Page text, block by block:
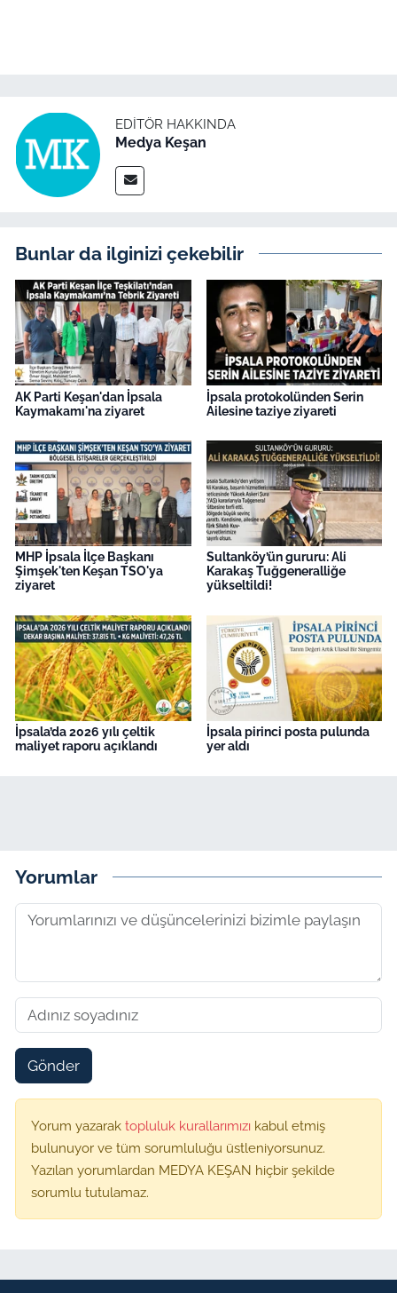
EDITÖR HAKKINDA
Medya Keşan
Bunlar da ilginizi çekebilir
AK Parti Keşan'dan İpsala
Kaymakamı'na ziyaret
İpsala protokolünden Serin
Ailesine taziye ziyareti
MHP İpsala İlçe Başkanı
Şimşek'ten Keşan TSO'ya
ziyaret
Sultanköy’ün gururu: Ali
Karakaş Tuğgeneralliğe
yükseltildi!
İpsala’da 2026 yılı çeltik
maliyet raporu açıklandı
İpsala pirinci posta pulunda
yer aldı
Yorumlar
Gönder
Yorum yazarak topluluk kurallarımızı kabul etmiş
bulunuyor ve tüm sorumluluğu üstleniyorsunuz.
Yazılan yorumlardan MEDYA KEŞAN hiçbir şekilde
sorumlu tutulamaz.
Bilim Teknoloji
English News
Canlı Maç
Finans
Genel-A
Gündem-Eğitim